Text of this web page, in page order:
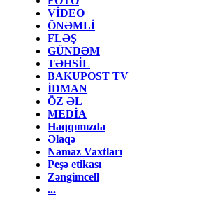
VİDEO
ÖNƏMLİ
FLƏŞ
GÜNDƏM
TƏHSİL
BAKUPOST TV
İDMAN
ÖZ ƏL
MEDİA
Haqqımızda
Əlaqə
Namaz Vaxtları
Peşə etikası
Zəngimcell
...